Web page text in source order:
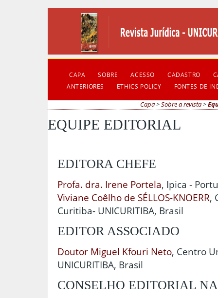
CAPA SOBRE ACESSO CADASTRO
ANTERIORES
ETHICS POLICY FONTES DE
Capa>Sobre a revista>
EQUIPE EDITORIAL
EDITORA CHEFE
Profa. dra. Irene Portela, Ipica -
Viviane Coêlho de SÉLLOS-KNOERR,
Curitiba- UNICURITIBA, Brasil
EDITOR ASSOCIADO
Doutor Miguel Kfouri Neto, Centro
UNICURITIBA, Brasil
CONSELHO EDITORIAL